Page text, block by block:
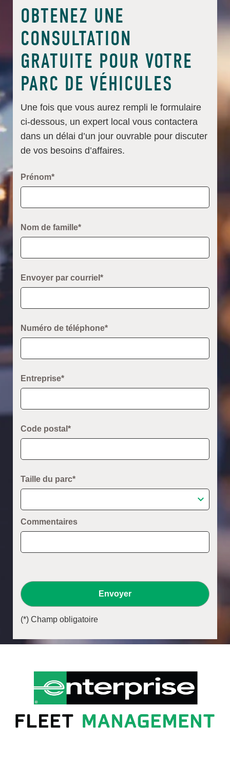
OBTENEZ UNE
CONSULTATION
GRATUITE POUR VOTRE
PARC DE VÉHICULES
Une fois que vous aurez rempli le formulaire
ci-dessous, un expert local vous contactera
dans un délai d’un jour ouvrable pour discuter
de vos besoins d’affaires.
Prénom*
Nom de famille*
Envoyer par courriel*
Numéro de téléphone*
Entreprise*
Code postal*
Taille du parc*
Commentaires
Envoyer
(*) Champ obligatoire